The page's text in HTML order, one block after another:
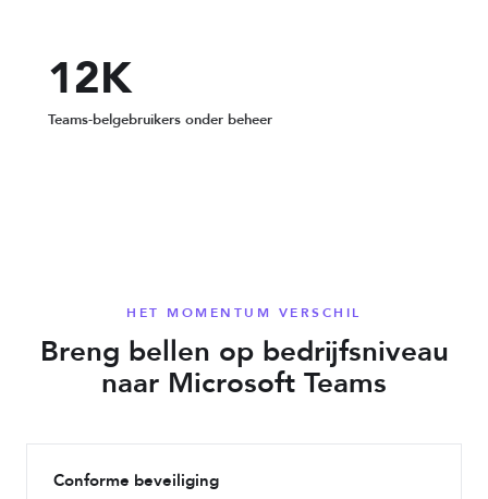
12K
Teams-belgebruikers onder beheer
HET MOMENTUM VERSCHIL
Breng bellen op bedrijfsniveau
naar Microsoft Teams
Conforme beveiliging